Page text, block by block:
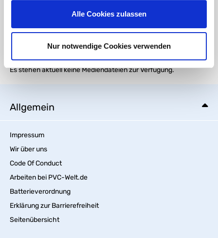
Alle Cookies zulassen
Nur notwendige Cookies verwenden
Medien
Es stehen aktuell keine Mediendateien zur Verfügung.
Allgemein
Impressum
Wir über uns
Code Of Conduct
Arbeiten bei PVC-Welt.de
Batterieverordnung
Erklärung zur Barrierefreiheit
Seitenübersicht